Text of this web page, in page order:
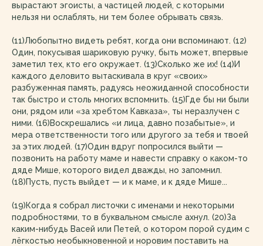
вырастают эгоисты, а частицей людей, с которыми
нельзя ни ослаблять, ни тем более обрывать связь.
(11)Любопытно видеть ребят, когда они вспоминают. (12)
Один, покусывая шариковую ручку, быть может, впервые
заметил тех, кто его окружает. (13)Сколько же их! (14)И
каждого деловито вытаскивала в круг «своих»
разбуженная память, радуясь неожиданной способности
так быстро и столь многих вспомнить. (15)Где бы ни были
они, рядом или «за хребтом Кавказа», ты неразлучен с
ними. (16)Воскрешались «и лица, давно позабытые», и
мера ответственности того или другого за тебя и твоей
за этих людей. (17)Один вдруг попросился выйти —
позвонить на работу маме и навести справку о каком-то
дяде Мише, которого видел дважды, но запомнил.
(18)Пусть, пусть выйдет — и к маме, и к дяде Мише...
(19)Когда я собрал листочки с именами и некоторыми
подробностями, то в буквальном смысле ахнул. (20)За
каким-нибудь Васей или Петей, о котором порой судим с
лёгкостью необыкновенной и норовим поставить на